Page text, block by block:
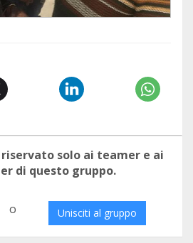
solo ai teamer e ai
di questo gruppo.
o Unisciti al gruppo